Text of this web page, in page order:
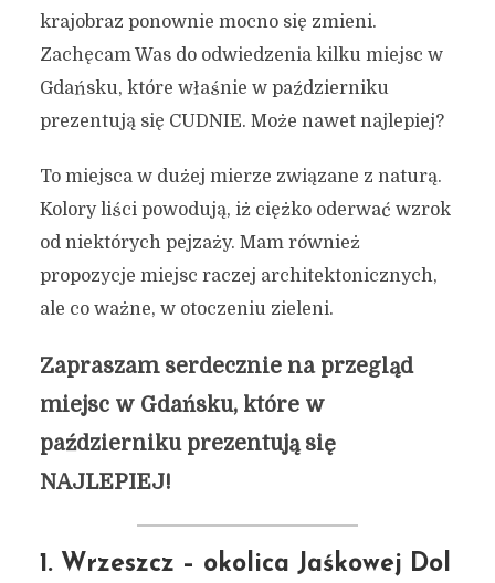
krajobraz ponownie mocno się zmieni.
Zachęcam Was do odwiedzenia kilku miejsc w
Gdańsku, które właśnie w październiku
prezentują się CUDNIE. Może nawet najlepiej?
To miejsca w dużej mierze związane z naturą.
Kolory liści powodują, iż ciężko oderwać wzrok
od niektórych pejzaży. Mam również
propozycje miejsc raczej architektonicznych,
ale co ważne, w otoczeniu zieleni.
Zapraszam serdecznie na przegląd
miejsc w Gdańsku, które w
październiku prezentują się
NAJLEPIEJ!
1. Wrzeszcz – okolica Jaśkowej Dol